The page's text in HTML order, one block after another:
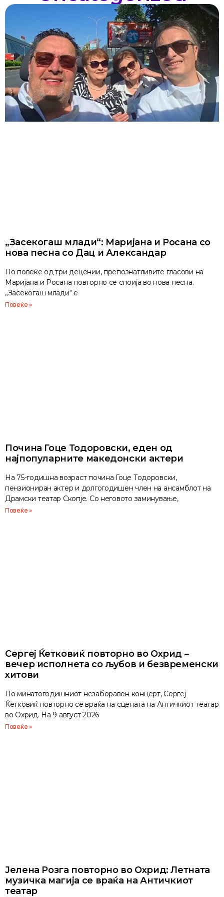
„Засекогаш млади“: Маријана и Росана со
нова песна со Дац и Александар
По повеќе од три децении, препознатливите гласови на
Маријана и Росана повторно се споија во нова песна.
„Засекогаш млади“ е
Повеќе »
Почина Гоце Тодоровски, еден од
најпопуларните македонски актери
На 75-годишна возраст почина Гоце Тодоровски,
пензиониран актер и долгогодишен член на ансамблот на
Драмски театар Скопје. Со неговото заминување,
Повеќе »
Сергеј Ќетковиќ повторно во Охрид –
вечер исполнета со љубов и безвременски
хитови
По минатогодишниот незаборавен концерт, Сергеј
Ќетковиќ повторно се враќа на сцената на Античкиот театар
во Охрид. На 9 август 2026
Повеќе »
Јелена Розга повторно во Охрид: Летната
музичка магија се враќа на Античкиот
театар